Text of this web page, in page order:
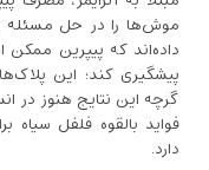
موش‌ها را در حل مسئله
داده‌اند که پیپرین
پیشگیری کند؛ این
گرچه این نتایج هنوز در
فواید بالقوه فلفل
دارد.